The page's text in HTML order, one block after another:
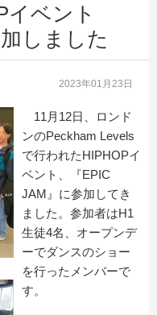
イベント
しました
2023年01月23日
11月12日、ロンド
ンのPeckham Levels
で行われたHIPHOPイ
ベント、『EPIC
JAM』に参加してき
ました。参加者はH1
生徒4名、オープンデ
ーでダンスのショー
を行ったメンバーで
す。